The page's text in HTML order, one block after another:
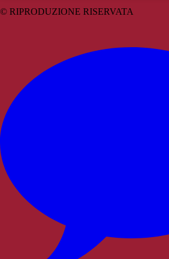
© RIPRODUZIONE RISERVATA